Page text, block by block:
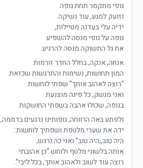
גופי מתקמר תחת גופה
וזועק למגע, עוד נשיקה.
ידיה עלי בעדנה מטיילות,
גופה על גופי מנסה להשפיע
את גל התשוקה מנסה להרגיע.
אנחה, אנקה, בחלל החדר זורמות
המון תחושות, נשימות והתרגשות שכזאת.
“רוצה לאהוב אותך” שפתי לוחשות
ואני מנשק, כל פינה מוצנעת
בגופה, שכולו אהבה בשפתי החושקות.
ולפתע באה הרווחה, גופותינו נרגעים בדממה,
ידה את שערי מלטפת ושפתיך לוחשות:
היה טוב,,היה טוב” ואני כה נרגש,
אותה בלשוני מלטף ולוחש “כן אהובתי
רוצה עוד לשוב ולאהוב אותך, בכל ליבי”.